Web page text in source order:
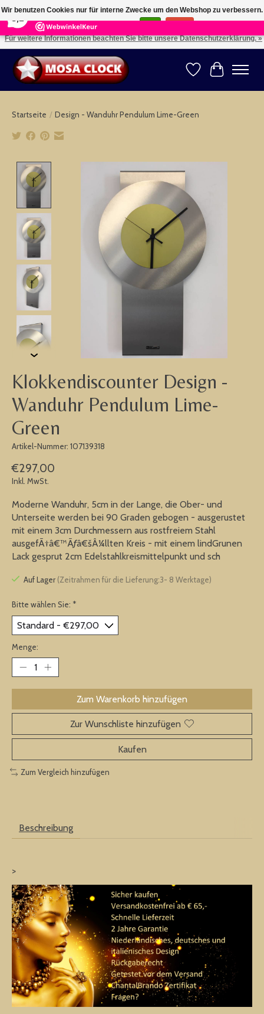
164 Reviews ×
Kies uw taal: NL -- Wählen Sie ihre Sprache: DE -- Choose your language: EN ⇓ ⇒
Wunschzettel
Ihr
Startseite / Design - Wanduhr Pendulum Lime-Green
Klokkendiscounter Design -
Wanduhr Pendulum Lime-
Green
Artikel-Nummer: 107139318
€297,00
Inkl. MwSt.
Moderne Wanduhr, 5cm in der Lange, die Ober- und
Unterseite werden bei 90 Graden gebogen - ausgerustet
mit einem 3cm Durchmessern aus rostfreiem Stahl
ausgefÃ†â€™Ãƒâ€šÂ¼llten Kreis - mit einem lindGrunen
Lack gesprut 2cm Edelstahlkreismittelpunkt und sch
Auf Lager (Zeitrahmen für die Lieferung:3- 8 Werktage)
Bitte wählen Sie: *
Menge:
Zum Warenkorb hinzufügen
Zur Wunschliste hinzufügen
Kaufen
Zum Vergleich hinzufügen
Beschreibung
>
Wir benutzen Cookies nur für interne Zwecke um den Webshop zu verbessern.
Ist das in Ordnung?
Für weitere Informationen beachten Sie bitte unsere Datenschutzerklärung. »